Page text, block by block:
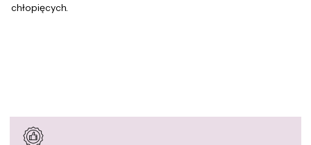
chłopięcych.